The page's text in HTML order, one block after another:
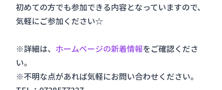
初めての方でも参加できる内容となっていますので、
気軽にご参加ください☆
※詳細は、 ホームページの新着情報をご確認くださ
い。
※不明な点があれば気軽にお問い合わせください。